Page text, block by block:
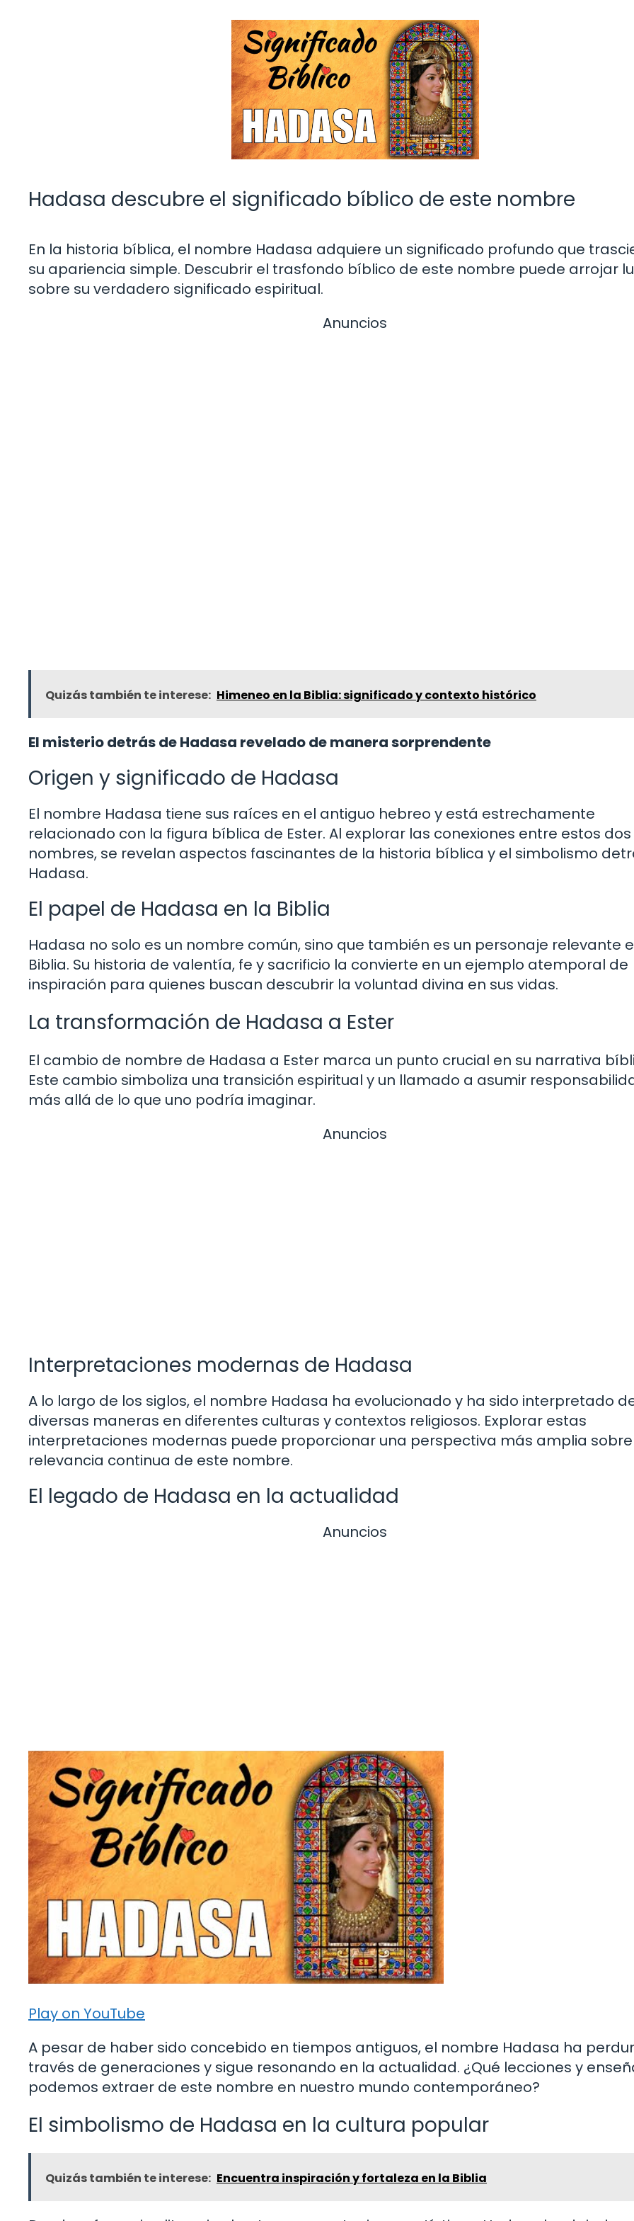
Hadasa descubre el significado bíblico de este nombre
En la historia bíblica, el nombre Hadasa adquiere un significado profundo que
su apariencia simple. Descubrir el trasfondo bíblico de este nombre puede arrojar
sobre su verdadero significado espiritual.
Anuncios
Quizás también te interese: Himeneo en la Biblia: significado y contexto histórico
El misterio detrás de Hadasa revelado de manera sorprendente
Origen y significado de Hadasa
El nombre Hadasa tiene sus raíces en el antiguo hebreo y está estrechamente
relacionado con la figura bíblica de Ester. Al explorar las conexiones entre estos dos
nombres, se revelan aspectos fascinantes de la historia bíblica y el simbolismo
Hadasa.
El papel de Hadasa en la Biblia
Hadasa no solo es un nombre común, sino que también es un personaje relevante
Biblia. Su historia de valentía, fe y sacrificio la convierte en un ejemplo atemporal de
inspiración para quienes buscan descubrir la voluntad divina en sus vidas.
La transformación de Hadasa a Ester
El cambio de nombre de Hadasa a Ester marca un punto crucial en su narrativa
Este cambio simboliza una transición espiritual y un llamado a asumir
más allá de lo que uno podría imaginar.
Anuncios
Interpretaciones modernas de Hadasa
A lo largo de los siglos, el nombre Hadasa ha evolucionado y ha sido interpretado
diversas maneras en diferentes culturas y contextos religiosos. Explorar estas
interpretaciones modernas puede proporcionar una perspectiva más amplia
relevancia continua de este nombre.
El legado de Hadasa en la actualidad
Anuncios
Play on YouTube
A pesar de haber sido concebido en tiempos antiguos, el nombre Hadasa ha
través de generaciones y sigue resonando en la actualidad. ¿Qué lecciones y
podemos extraer de este nombre en nuestro mundo contemporáneo?
El simbolismo de Hadasa en la cultura popular
Quizás también te interese: Encuentra inspiración y fortaleza en la Biblia